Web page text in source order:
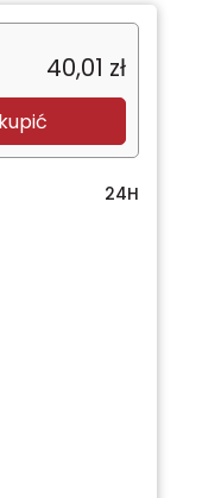
40,01 zł
24H